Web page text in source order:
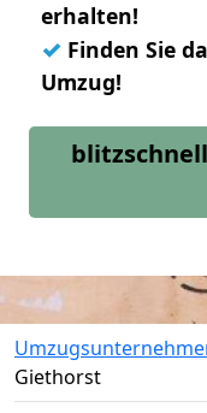
erhalten!
✓ Finden Sie
Umzug!
Giethorst